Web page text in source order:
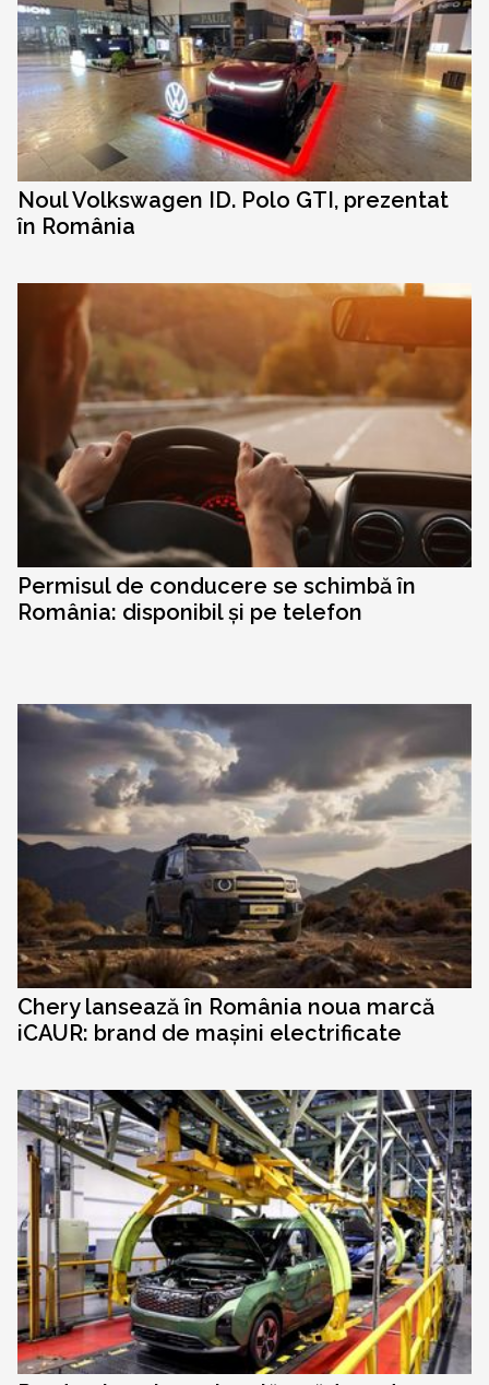
Noul Volkswagen ID. Polo GTI, prezentat
în România
Permisul de conducere se schimbă în
România: disponibil și pe telefon
Chery lansează în România noua marcă
iCAUR: brand de mașini electrificate